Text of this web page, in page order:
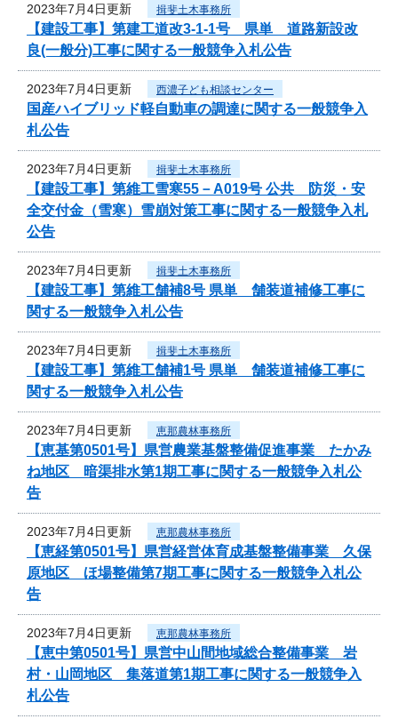
2023年7月4日更新 揖斐土木事務所
【建設工事】第建工道改3-1-1号 県単 道路新設改
良(一般分)工事に関する一般競争入札公告
2023年7月4日更新 西濃子ども相談センター
国産ハイブリッド軽自動車の調達に関する一般競争入
札公告
2023年7月4日更新 揖斐土木事務所
【建設工事】第維工雪寒55－A019号 公共 防災・安
全交付金（雪寒）雪崩対策工事に関する一般競争入札
公告
2023年7月4日更新 揖斐土木事務所
【建設工事】第維工舗補8号 県単 舗装道補修工事に
関する一般競争入札公告
2023年7月4日更新 揖斐土木事務所
【建設工事】第維工舗補1号 県単 舗装道補修工事に
関する一般競争入札公告
2023年7月4日更新 恵那農林事務所
【恵基第0501号】県営農業基盤整備促進事業 たかみ
ね地区 暗渠排水第1期工事に関する一般競争入札公
告
2023年7月4日更新 恵那農林事務所
【恵経第0501号】県営経営体育成基盤整備事業 久保
原地区 ほ場整備第7期工事に関する一般競争入札公
告
2023年7月4日更新 恵那農林事務所
【恵中第0501号】県営中山間地域総合整備事業 岩
村・山岡地区 集落道第1期工事に関する一般競争入
札公告